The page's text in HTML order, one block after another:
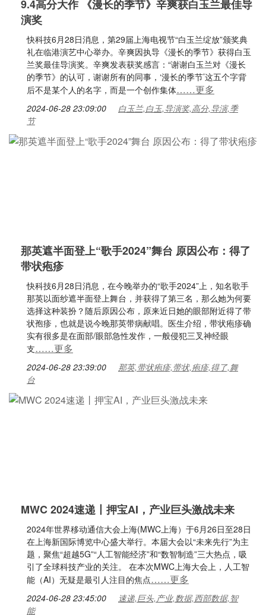
9.4高分大作 《漫长的季节》辛爽获白玉兰最佳导
演奖
快科技6月28日消息，第29届上海电视节“白玉兰绽放”颁奖典
礼在临港演艺中心举办。辛爽因执导《漫长的季节》获得白玉
兰奖最佳导演奖。辛爽发表获奖感言：“谢谢白玉兰对《漫长
的季节》的认可，谢谢所有的同事，‘漫长的季节’这五个字背
后不是某个人的名字，而是一个创作集体……更多
2024-06-28 23:09:00
白玉兰,白玉,导演奖,高分,导演,季
节
那英遮半面登上“歌手2024”舞台 原因公布：得了
带状疱疹
快科技6月28日消息，在今晚举办的“歌手2024”上，知名歌手
那英以面纱遮半面登上舞台，并获得了第三名，那么她为何要
选择这种装扮？随后原因公布，原来近日她的眼部附近得了带
状孢疹，也就是说今晚那英带病献唱。医生介绍，带状疱疹确
实有很多是在面部/眼部急性发作，一般侵犯三叉神经眼
支……更多
2024-06-28 23:39:00
那英,带状疱疹,带状,疱疹,得了,舞
台
MWC 2024速递丨押宝AI，产业巨头激战未来
2024年世界移动通信大会上海(MWC上海）于6月26日至28日
在上海新国际博览中心盛大举行。本届大会以“未来先行”为主
题，聚焦“超越5G”“人工智能经济”和“数智制造”三大热点，吸
引了全球科技产业的关注。 在本次MWC上海大会上，人工智
能（AI）无疑是最引人注目的焦点……更多
2024-06-28 23:45:00
速递,巨头,产业,数据,西部数据,智
能